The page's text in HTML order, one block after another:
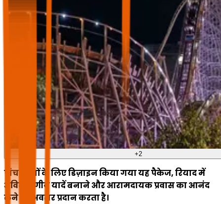
+2
पांच लोगों के लिए डिज़ाइन किया गया यह पैकेज, रियाद में
अविस्मरणीय यादें बनाने और आरामदायक प्रवास का आनंद
लेने का अवसर प्रदान करता है।